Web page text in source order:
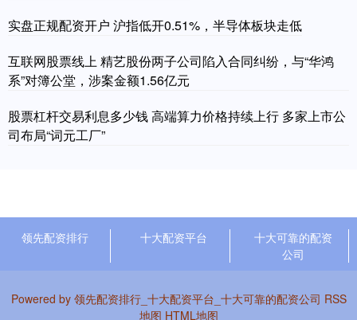
实盘正规配资开户 沪指低开0.51%，半导体板块走低
互联网股票线上 精艺股份两子公司陷入合同纠纷，与“华鸿
系”对簿公堂，涉案金额1.56亿元
股票杠杆交易利息多少钱 高端算力价格持续上行 多家上市公
司布局“词元工厂”
领先配资排行 十大配资平台
十大可靠的配资
公司
Powered by 领先配资排行_十大配资平台_十大可靠的配资公司 RSS
地图 HTML地图